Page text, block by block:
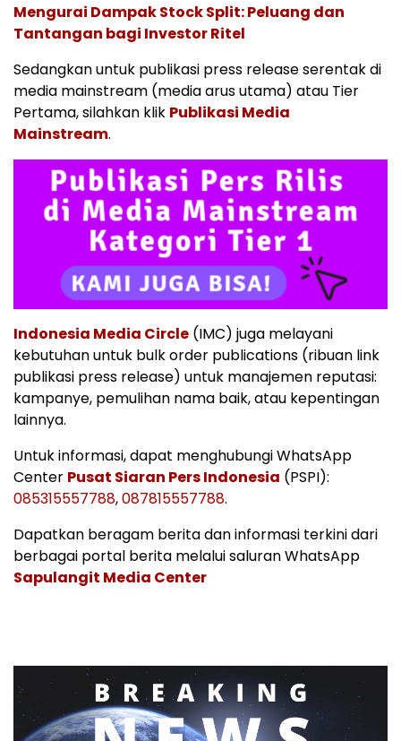
Mengurai Dampak Stock Split: Peluang dan
Tantangan bagi Investor Ritel
Sedangkan untuk publikasi press release serentak di
media mainstream (media arus utama) atau Tier
Pertama, silahkan klik Publikasi Media
Mainstream.
Indonesia Media Circle (IMC) juga melayani
kebutuhan untuk bulk order publications (ribuan link
publikasi press release) untuk manajemen reputasi:
kampanye, pemulihan nama baik, atau kepentingan
lainnya.
Untuk informasi, dapat menghubungi WhatsApp
Center Pusat Siaran Pers Indonesia (PSPI):
085315557788,087815557788.
Dapatkan beragam berita dan informasi terkini dari
berbagai portal berita melalui saluran WhatsApp
Sapulangit Media Center